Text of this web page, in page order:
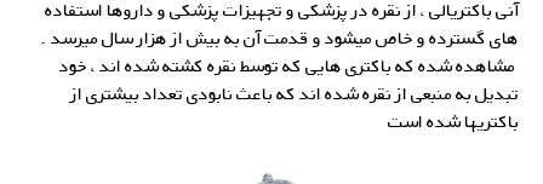
آنی باکتریالی ، از نقره در پزشکی و تجهیزات پزشکی و داروها استفاده
های گسترده و خاص میشود و قدمت آن به بیش از هزار سال میرسد .
مشاهده شده که باکتری هایی که توسط نقره کشته شده اند ، خود
تبدیل به منبعی از نقره شده اند که باعث نابودی تعداد بیشتری از
باکتریها شده است